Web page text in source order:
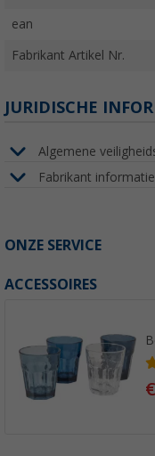
ean
Fabrikant Artikel Nr.
JURIDISCHE
Algemene
Fabrikant informatie
ONZE SERVICE
ACCESSOIRES